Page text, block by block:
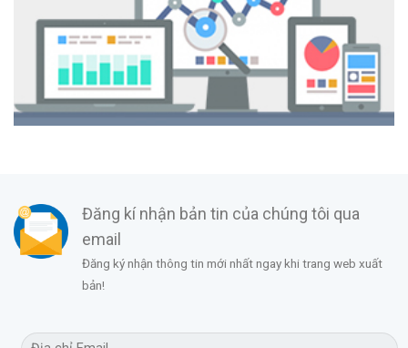
Đăng kí nhận bản tin của chúng tôi qua
email
Đăng ký nhận thông tin mới nhất ngay khi trang web xuất
bản!